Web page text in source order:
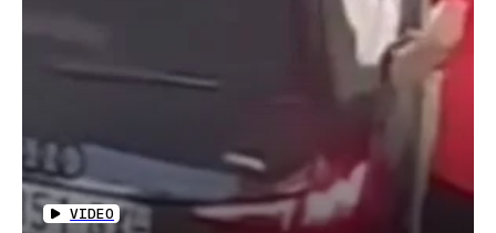
VIDEO